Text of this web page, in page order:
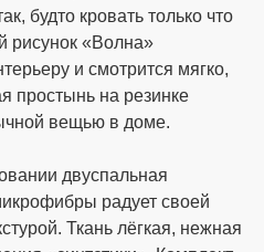
и суббота. Спасибо
при самовывозе по
рынок 7км;
или почтовым
будто кровать только что
рисунок «Волна»
и смотрится мягко,
простынь на резинке
вещью в доме.
двуспальная
радует своей
Ткань лёгкая, нежная